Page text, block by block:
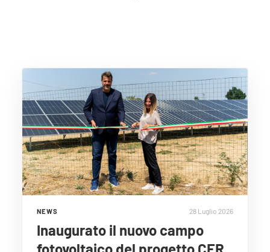
NEWS 28 Luglio 2026
Inaugurato il nuovo campo